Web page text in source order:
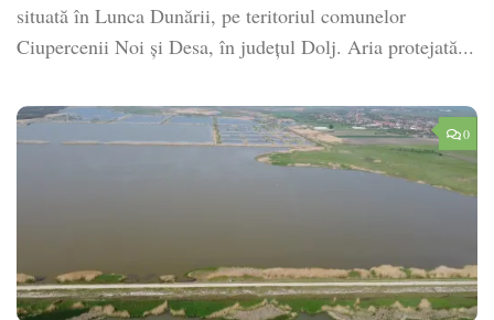
situată în Lunca Dunării, pe teritoriul comunelor
Ciupercenii Noi şi Desa, în judeţul Dolj. Aria protejată...
0